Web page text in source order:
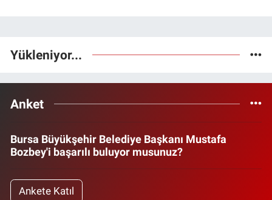
Yükleniyor...
Anket
Bursa Büyükşehir Belediye Başkanı Mustafa
Bozbey'i başarılı buluyor musunuz?
Ankete Katıl